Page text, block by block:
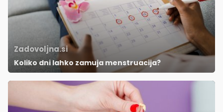
Zadovoljna.si
Koliko dni lahko zamuja menstruacija?